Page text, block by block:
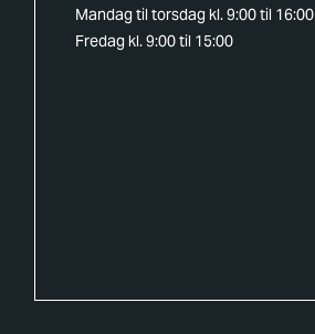
Mandag til torsdag kl. 9:00 til 16:00
Fredag kl. 9:00 til 15:00